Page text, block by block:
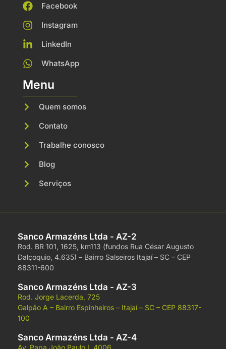
Facebook
Instagram
LinkedIn
WhatsApp
Menu
Quem somos
Contato
Trabalhe conosco
Blog
Serviços
Sanco Armazéns Ltda - AZ-2
Rod. BR 101, 1625, km113 (fundos Rua César Augusto
Dalçoquio, 4.635) – Bairro Salseiros Itajaí – SC – CEP
88311-600
Sanco Armazéns Ltda - AZ-3
Rod. Jorge Lacerda, 725
Galpão A – Bairro Espinheiros – Itajaí – SC – CEP 88317-
100
Sanco Armazéns Ltda - AZ-4
Av. Papa João Paulo I, 4006